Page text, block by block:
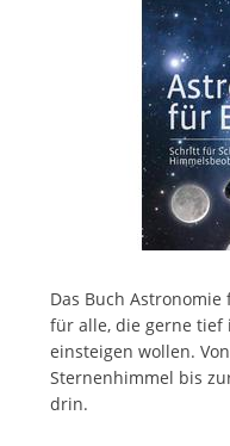
Das Buch
für alle, die gerne tief
einsteigen wollen.
Sternenhimmel bis
drin.